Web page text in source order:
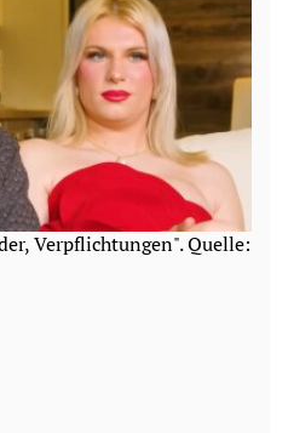
Verpflichtungen". Quelle: